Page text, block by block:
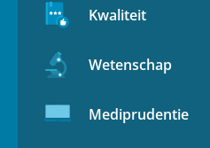
Kwaliteit
Wetenschap
Mediprudentie